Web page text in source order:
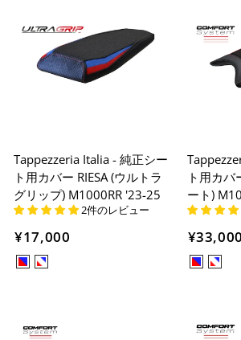
Tappezzeria Italia - 純正シー
ト用カバー RIESA (ウルトラ
グリップ) M1000RR '23-25
2件のレビュー
¥17,000
ト用カバ
ート)
¥33,000